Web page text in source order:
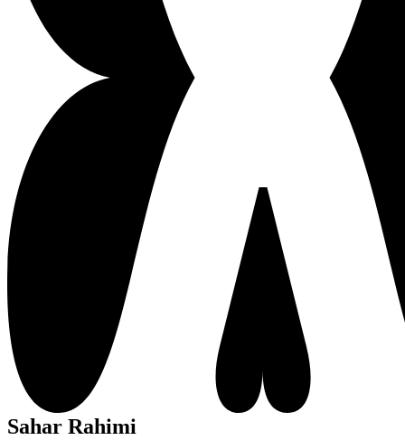
Sahar Rahimi
WITHDRAW